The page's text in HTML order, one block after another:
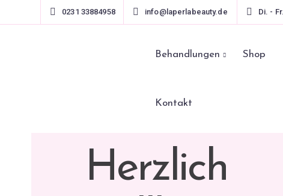
0231 33884958 info@laperlabeauty.de Di. -
Behandlungen Shop
Kontakt
Herzlich